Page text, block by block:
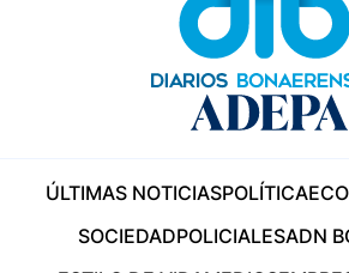
ÚLTIMAS NOTICIASPOLÍTICA
SOCIEDADPOLICIALESADN